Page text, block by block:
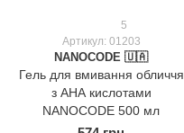
5
Артикул: 01203
NANOCODE 🇺🇦
Гель для вмивання обличчя
з АНА кислотами
NANOCODE 500 мл